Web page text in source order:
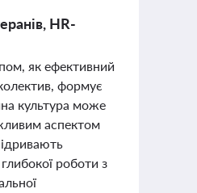
HR-
як ефективний
формує
культура може
аспектом
роботи з